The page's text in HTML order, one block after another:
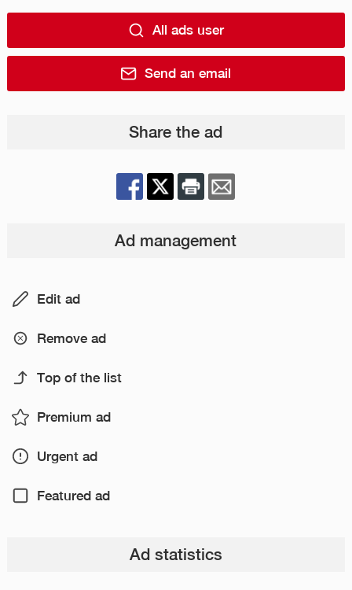
All ads user
Send an email
Share the ad
Ad management
Edit ad
Remove ad
Top of the list
Premium ad
Urgent ad
Featured ad
Ad statistics